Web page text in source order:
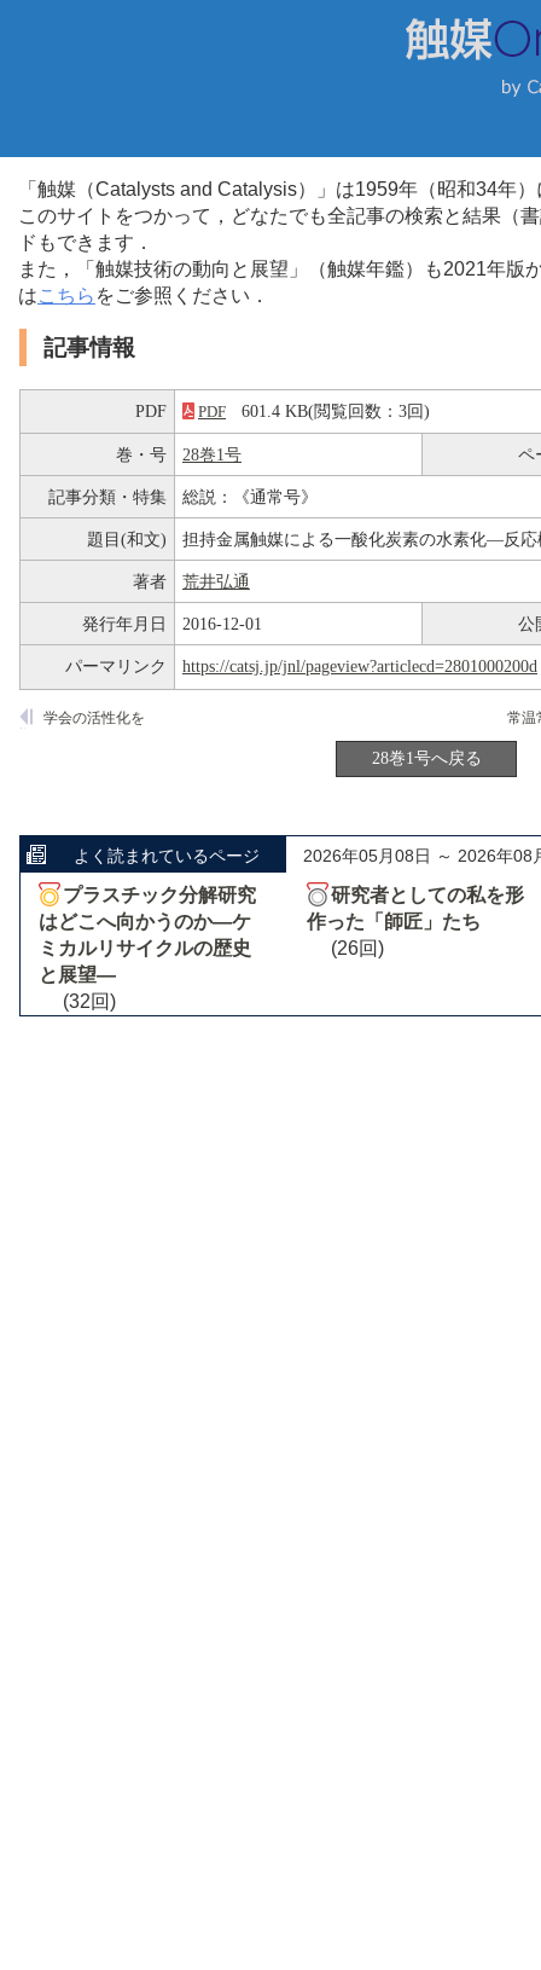
「触媒（Catalysts and Catalysis）」は1959年（昭和34年
このサイトをつかって，どなたでも全記事の検索と結果（
ドもできます．
また，「触媒技術の動向と展望」（触媒年鑑）も2021年
はこちら をご参照ください．
記事情報
PDF PDF 601.4 KB(閲覧回数：3回)
巻・号 28巻1号 ペ
記事分類・特集 総説：《通常号》
題目(和文) 担持金属触媒による一酸化炭素の水素化―反
著者 荒井弘通
発行年月日 2016-12-01 公
パーマリンク https://catsj.jp/jnl/pageview?articlecd=2801000200d
常温
学会の活性化を
28巻1号へ戻る
よく読まれているページ 2026年05月08日 ～ 2026年08
プラスチック分解研究
はどこへ向かうのか―ケ
ミカルリサイクルの歴史
と展望―
(32回)
研究者としての私を形
作った「師匠」たち
(26回)